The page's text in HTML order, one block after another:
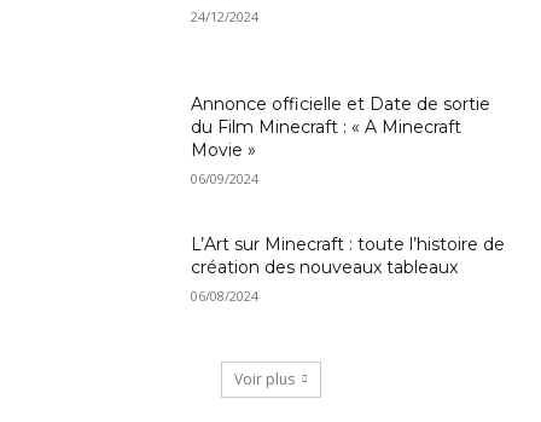
24/12/2024
Annonce officielle et Date de sortie
du Film Minecraft : « A Minecraft
Movie »
06/09/2024
L’Art sur Minecraft : toute l’histoire de
création des nouveaux tableaux
06/08/2024
Voir plus